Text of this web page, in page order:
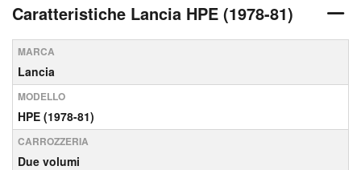
Caratteristiche Lancia HPE (1978-81)
MARCA
Lancia
MODELLO
HPE (1978-81)
CARROZZERIA
Due volumi